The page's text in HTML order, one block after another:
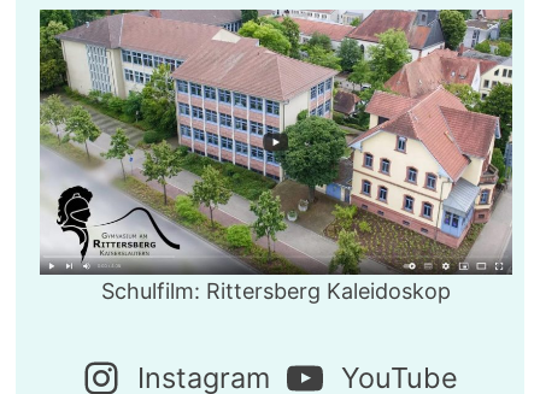
Schulfilm: Rittersberg Kaleidoskop
Instagram YouTube